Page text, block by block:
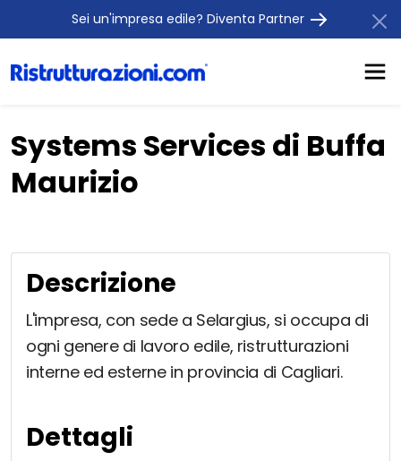
Sei un'impresa edile? Diventa Partner
Systems Services di Buffa
Maurizio
Descrizione
L'impresa, con sede a Selargius, si occupa di
ogni genere di lavoro edile, ristrutturazioni
interne ed esterne in provincia di Cagliari.
Dettagli